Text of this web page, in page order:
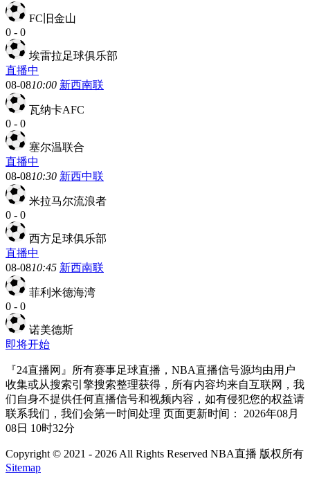
FC旧金山
0 - 0
埃雷拉足球俱乐部
直播中
08-0810:00 新西南联
瓦纳卡AFC
0 - 0
塞尔温联合
直播中
08-0810:30 新西中联
米拉马尔流浪者
0 - 0
西方足球俱乐部
直播中
08-0810:45 新西南联
菲利米德海湾
0 - 0
诺美德斯
即将开始
『24直播网』所有赛事足球直播，NBA直播信号源均由用户
收集或从搜索引擎搜索整理获得，所有内容均来自互联网，我
们自身不提供任何直播信号和视频内容，如有侵犯您的权益请
联系我们，我们会第一时间处理 页面更新时间： 2026年08月
08日 10时32分
Copyright © 2021 - 2026 All Rights Reserved NBA直播 版权所有
Sitemap